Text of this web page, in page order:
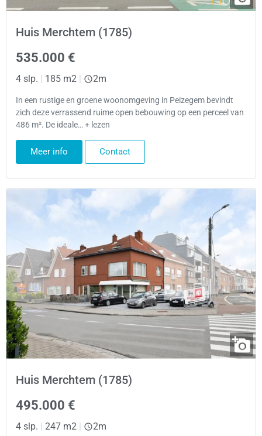
Huis Merchtem (1785)
535.000 €
4 slp. | 185 m2 | 2m
In een rustige en groene woonomgeving in Peizegem bevindt
zich deze verrassend ruime open bebouwing op een perceel van
486 m². De ideale… + lezen
Meer info Contact
Huis Merchtem (1785)
495.000 €
4 slp. | 247 m2 | 2m